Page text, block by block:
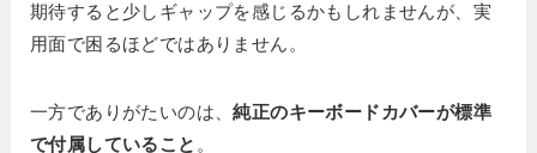
期待すると少しギャップを感じるかもしれませんが、実
用面で困るほどではありません。
一方でありがたいのは、純正のキーボードカバーが標準
で付属していること 。